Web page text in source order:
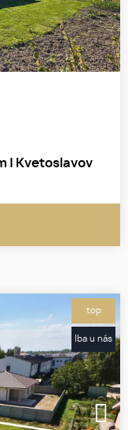
| Kvetoslavov
top
Iba u nás